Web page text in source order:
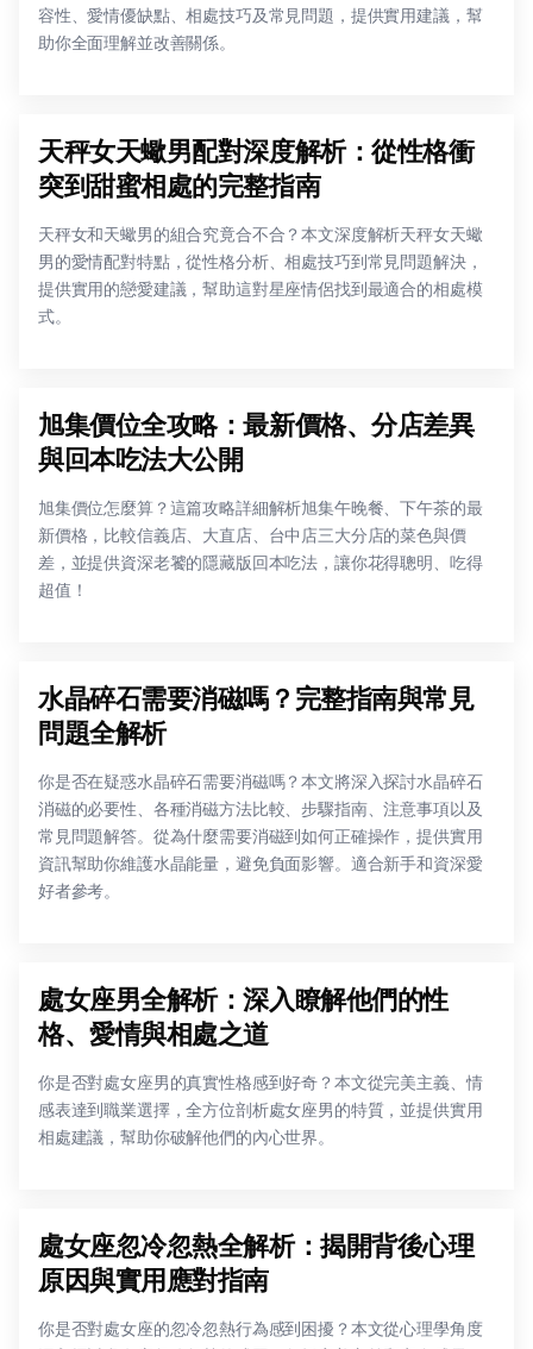
容性、愛情優缺點、相處技巧及常見問題，提供實用建議，幫
助你全面理解並改善關係。
天秤女天蠍男配對深度解析：從性格衝
突到甜蜜相處的完整指南
天秤女和天蠍男的組合究竟合不合？本文深度解析天秤女天蠍
男的愛情配對特點，從性格分析、相處技巧到常見問題解決，
提供實用的戀愛建議，幫助這對星座情侶找到最適合的相處模
式。
旭集價位全攻略：最新價格、分店差異
與回本吃法大公開
旭集價位怎麼算？這篇攻略詳細解析旭集午晚餐、下午茶的最
新價格，比較信義店、大直店、台中店三大分店的菜色與價
差，並提供資深老饕的隱藏版回本吃法，讓你花得聰明、吃得
超值！
水晶碎石需要消磁嗎？完整指南與常見
問題全解析
你是否在疑惑水晶碎石需要消磁嗎？本文將深入探討水晶碎石
消磁的必要性、各種消磁方法比較、步驟指南、注意事項以及
常見問題解答。從為什麼需要消磁到如何正確操作，提供實用
資訊幫助你維護水晶能量，避免負面影響。適合新手和資深愛
好者參考。
處女座男全解析：深入瞭解他們的性
格、愛情與相處之道
你是否對處女座男的真實性格感到好奇？本文從完美主義、情
感表達到職業選擇，全方位剖析處女座男的特質，並提供實用
相處建議，幫助你破解他們的內心世界。
處女座忽冷忽熱全解析：揭開背後心理
原因與實用應對指南
你是否對處女座的忽冷忽熱行為感到困擾？本文從心理學角度